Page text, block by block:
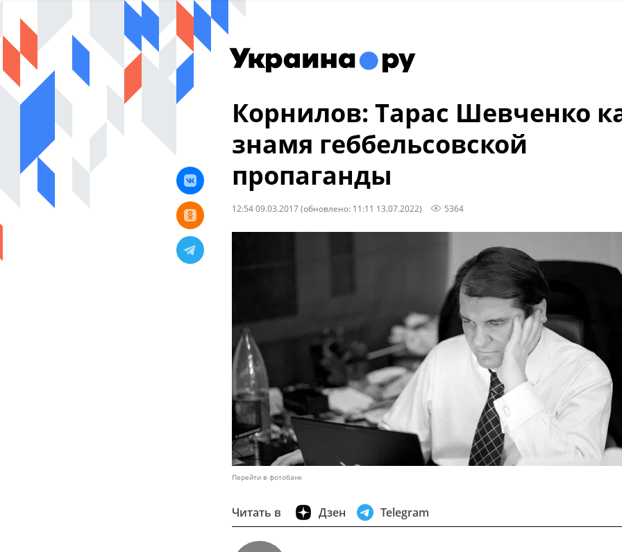
Корнилов: Тарас Шевченко
знамя геббельсовской
пропаганды
12:54 09.03.2017(обновлено: 11:11 13.07.2022) 5364
Перейти в фотобанк
Читать в Дзен Telegram